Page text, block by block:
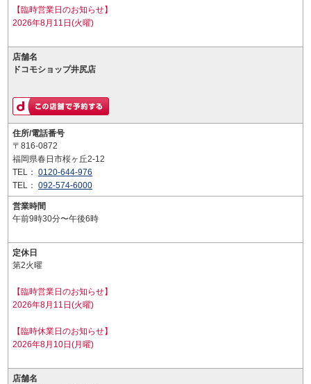
【臨時営業日のお知らせ】
2026年8月11日(火曜)
店舗名
ドコモショップ井尻店
住所/電話番号
〒816-0872
福岡県春日市桜ヶ丘2-12
TEL： 0120-644-976
TEL： 092-574-6000
営業時間
午前9時30分〜午後6時
定休日
第2火曜
【臨時営業日のお知らせ】
2026年8月11日(火曜)
【臨時休業日のお知らせ】
2026年8月10日(月曜)
店舗名